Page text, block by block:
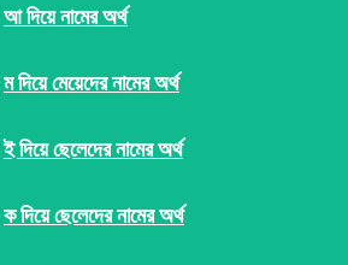
আ দিয়ে নামের অর্থ
ম দিয়ে মেয়েদের নামের অর্থ
ই দিয়ে ছেলেদের নামের অর্থ
ক দিয়ে ছেলেদের নামের অর্থ